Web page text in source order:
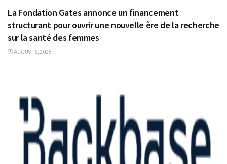
La Fondation Gates annonce un financement
structurant pour ouvrir une nouvelle ère de la recherche
sur la santé des femmes
AUGUST 6, 2025